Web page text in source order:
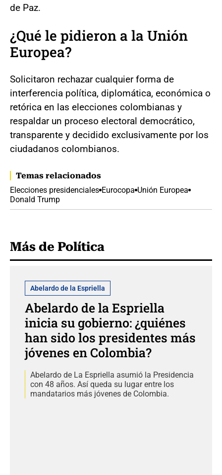
de Paz.
¿Qué le pidieron a la Unión
Europea?
Solicitaron rechazar cualquier forma de
interferencia política, diplomática, económica o
retórica en las elecciones colombianas y
respaldar un proceso electoral democrático,
transparente y decidido exclusivamente por los
ciudadanos colombianos.
Temas relacionados
Elecciones presidenciales Eurocopa Unión Europea
Donald Trump
Más de Política
Abelardo de la Espriella
Abelardo de la Espriella
inicia su gobierno: ¿quiénes
han sido los presidentes más
jóvenes en Colombia?
Abelardo de La Espriella asumió la Presidencia
con 48 años. Así queda su lugar entre los
mandatarios más jóvenes de Colombia.